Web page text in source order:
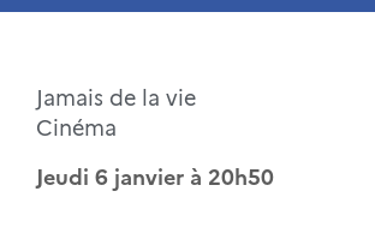
Jamais de la vie
Cinéma
Jeudi 6 janvier à 20h50